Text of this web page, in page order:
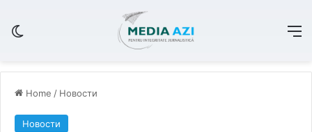
Home / Новости
Новости